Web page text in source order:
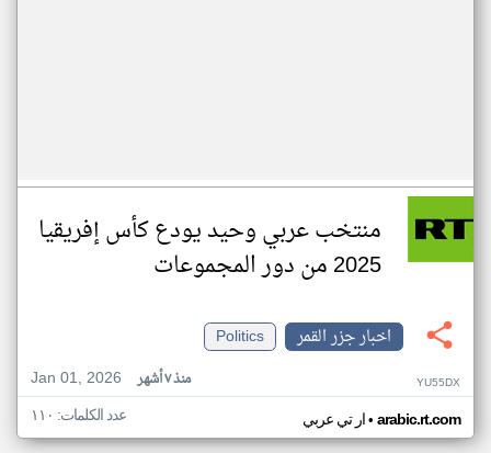
منتخب عربي وحيد يودع كأس إفريقيا
2025 من دور المجموعات
اخبار جزر القمر
Politics
Jan 01, 2026
منذ ٧ أشهر YU55DX
ار تي عربي• arabic.rt.com عدد الكلمات: ١١٠